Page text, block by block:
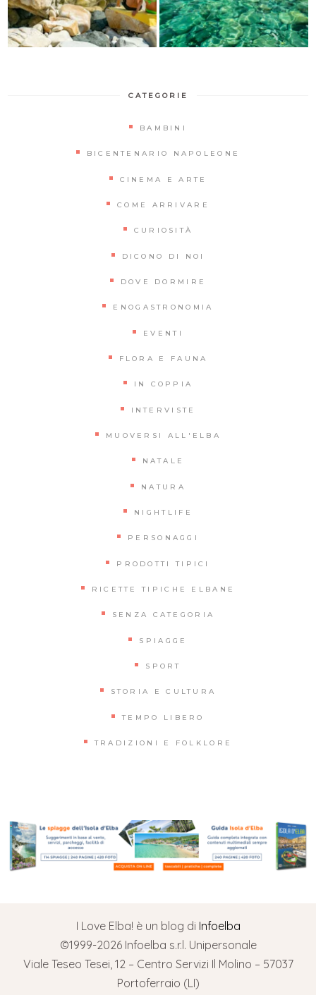
CATEGORIE
BAMBINI
BICENTENARIO NAPOLEONE
CINEMA E ARTE
COME ARRIVARE
CURIOSITÀ
DICONO DI NOI
DOVE DORMIRE
ENOGASTRONOMIA
EVENTI
FLORA E FAUNA
IN COPPIA
INTERVISTE
MUOVERSI ALL'ELBA
NATALE
NATURA
NIGHTLIFE
PERSONAGGI
PRODOTTI TIPICI
RICETTE TIPICHE ELBANE
SENZA CATEGORIA
SPIAGGE
SPORT
STORIA E CULTURA
TEMPO LIBERO
TRADIZIONI E FOLKLORE
I Love Elba! è un blog di Infoelba
©1999-2026 Infoelba s.r.l. Unipersonale
Viale Teseo Tesei, 12 – Centro Servizi Il Molino – 57037
Portoferraio (LI)